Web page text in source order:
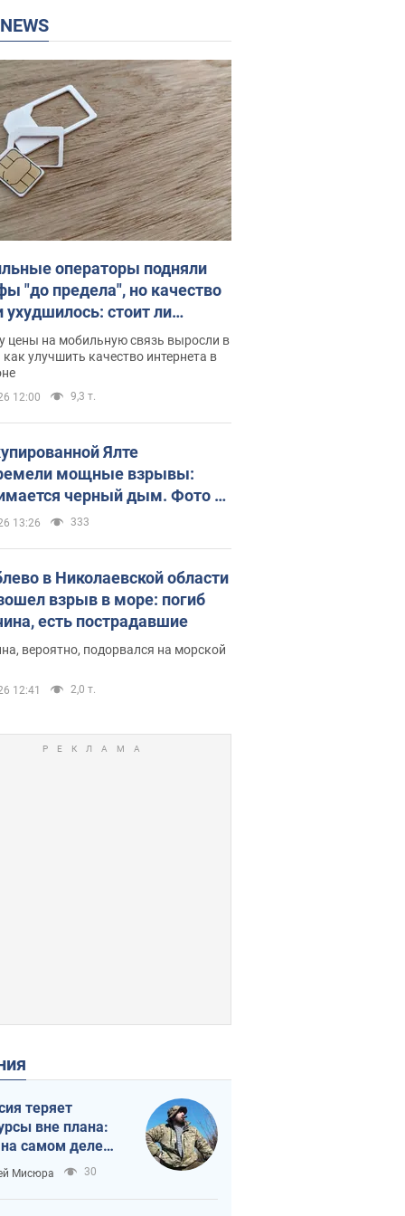
NEWS
операторы подняли
"до предела", но качество
ухудшилось: стоит ли
на цены
цены на мобильную связь выросли в
улучшить качество интернета в
12:00 9,3 т.
Ялте
мощные взрывы:
черный дым. Фото и
13:26 333
в Николаевской области
взрыв в море: погиб
есть пострадавшие
вероятно, подорвался на морской
12:41 2,0 т.
теряет
вне плана:
на самом деле
темп войны
Мисюра 30